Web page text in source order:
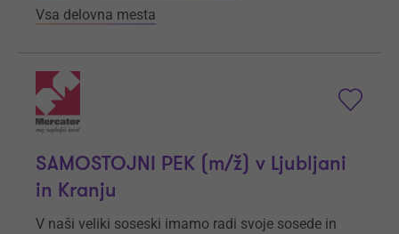
Vsa delovna mesta
SAMOSTOJNI PEK (m/ž) v Ljubljani
in Kranju
V naši veliki soseski imamo radi svoje sosede in